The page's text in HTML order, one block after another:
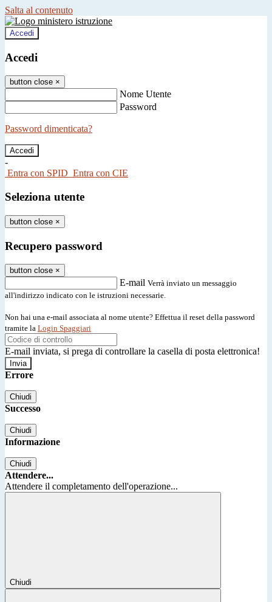
Salta al contenuto
Accedi
Accedi
button close ×
Nome Utente
Password
Password dimenticata?
-
Entra con SPID Entra con CIE
Seleziona utente
button close ×
Recupero password
button close ×
E-mail Verrà inviato un messaggio
all'indirizzo indicato con le istruzioni necessarie.
Non hai una e-mail associata al nome utente? Effettua il reset della password
tramite la Login Spaggiari
E-mail inviata, si prega di controllare la casella di posta elettronica!
Errore
Chiudi
Successo
Chiudi
Informazione
Chiudi
Attendere...
Attendere il completamento dell'operazione...
Chiudi